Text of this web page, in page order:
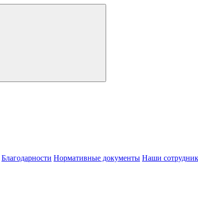
Благодарности Нормативные документы Наши